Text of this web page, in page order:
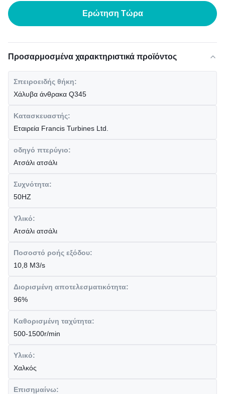
Ερώτηση Τώρα
Προσαρμοσμένα χαρακτηριστικά προϊόντος
Σπειροειδής θήκη:
Χάλυβα άνθρακα Q345
Κατασκευαστής:
Εταιρεία Francis Turbines Ltd.
οδηγό πτερύγιο:
Ατσάλι ατσάλι
Συχνότητα:
50HZ
Υλικό:
Ατσάλι ατσάλι
Ποσοστό ροής εξόδου:
10,8 M3/s
Διορισμένη αποτελεσματικότητα:
96%
Καθορισμένη ταχύτητα:
500-1500r/min
Υλικό:
Χαλκός
Επισημαίνω: